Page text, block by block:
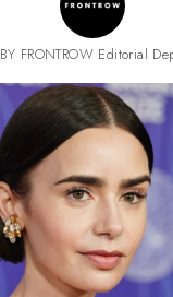
BY FRONTROW Editorial